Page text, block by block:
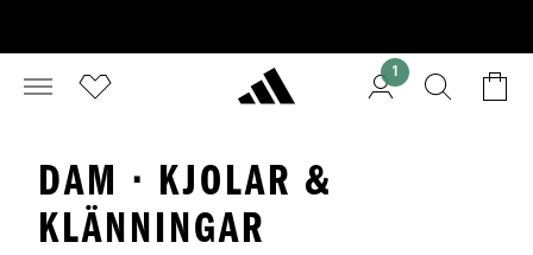
1
DAM · KJOLAR &
KLÄNNINGAR